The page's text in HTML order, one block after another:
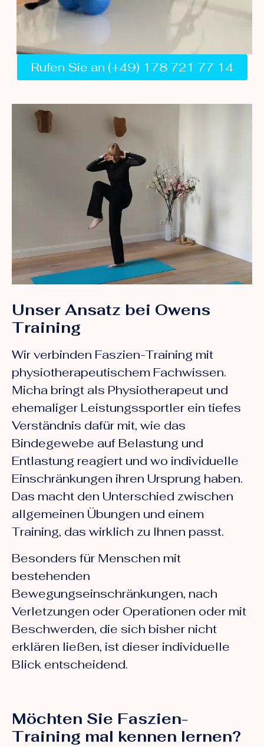
Rufen Sie an (+49) 178 721 77 14
Unser Ansatz bei Owens
Training
Wir verbinden Faszien-Training mit
physiotherapeutischem Fachwissen.
Micha bringt als Physiotherapeut und
ehemaliger Leistungssportler ein tiefes
Verständnis dafür mit, wie das
Bindegewebe auf Belastung und
Entlastung reagiert und wo individuelle
Einschränkungen ihren Ursprung haben.
Das macht den Unterschied zwischen
allgemeinen Übungen und einem
Training, das wirklich zu Ihnen passt.
Besonders für Menschen mit
bestehenden
Bewegungseinschränkungen, nach
Verletzungen oder Operationen oder mit
Beschwerden, die sich bisher nicht
erklären ließen, ist dieser individuelle
Blick entscheidend.
Möchten Sie Faszien-
Training mal kennen lernen?